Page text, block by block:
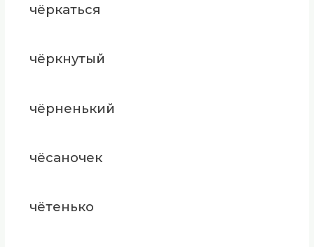
чёркаться
чёркнутый
чёрненький
чёсаночек
чётенько